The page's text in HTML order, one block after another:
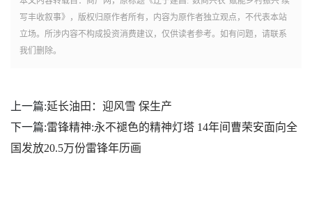
写丰收叙事》，版权归原作者所有，内容为原作者独立观点，不代表本站
立场。所涉内容不构成投资消费建议，仅供读者参考。如有问题，请联系
我们删除。
上一篇:延长油田：迎风雪 保生产
下一篇:雷锋精神:永不褪色的精神灯塔 ​14年间曹荣安面向全
国发放20.5万份雷锋年历画